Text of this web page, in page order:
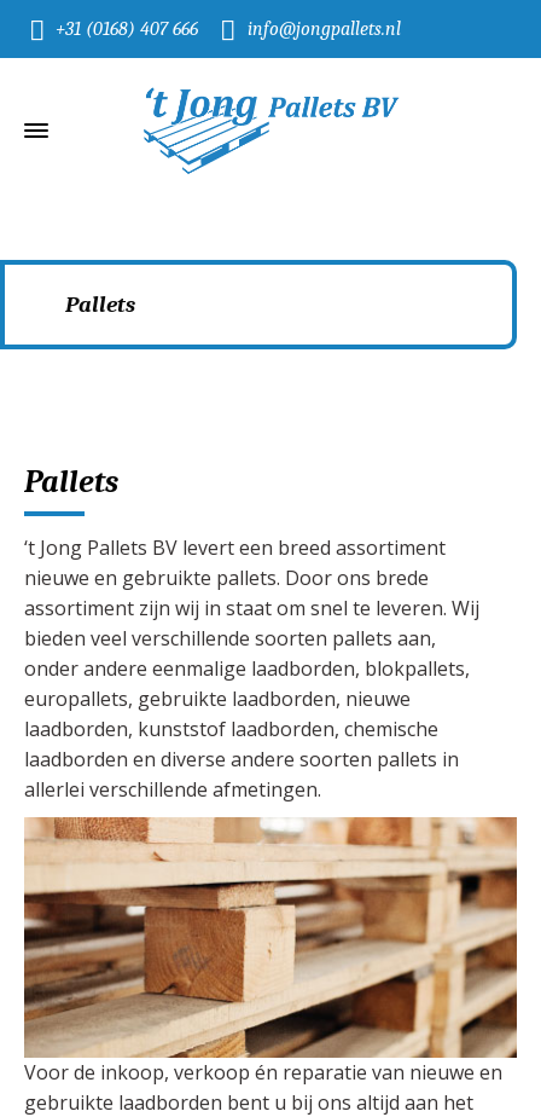
+31 (0168) 407 666 info@jongpallets.nl
Pallets
Pallets
‘t Jong Pallets BV levert een breed assortiment
nieuwe en gebruikte pallets. Door ons brede
assortiment zijn wij in staat om snel te leveren. Wij
bieden veel verschillende soorten pallets aan,
onder andere eenmalige laadborden, blokpallets,
europallets, gebruikte laadborden, nieuwe
laadborden, kunststof laadborden, chemische
laadborden en diverse andere soorten pallets in
allerlei verschillende afmetingen.
Voor de inkoop, verkoop én reparatie van nieuwe en
gebruikte laadborden bent u bij ons altijd aan het